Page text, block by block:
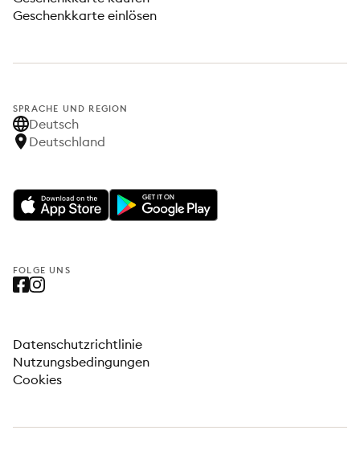
Geschenkkarte einlösen
SPRACHE UND REGION
Deutsch
Deutschland
FOLGE UNS
Datenschutzrichtlinie
Nutzungsbedingungen
Cookies